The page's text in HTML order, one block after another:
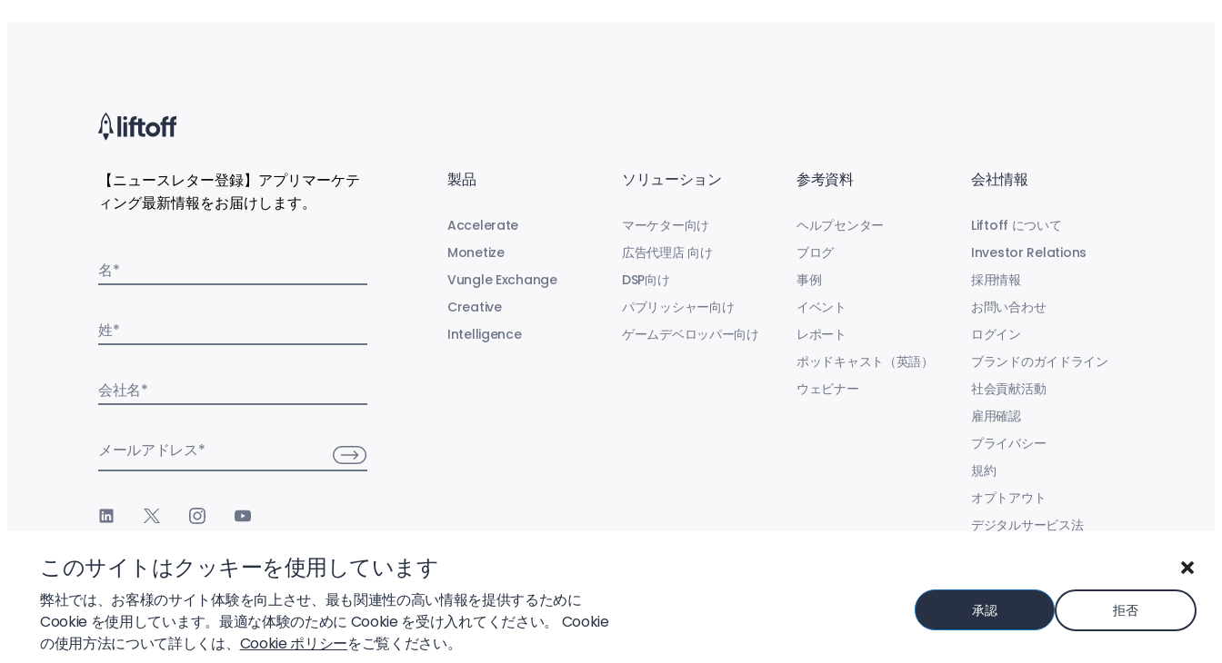
このサイトはクッキーを使用しています
弊社では、お客様のサイト体験を向上させ、最も関連性の高い情報を提供するために
Cookie を使用しています。最適な体験のために Cookie を受け入れてください。 Cookie
の使用方法について詳しくは、 Cookie ポリシーをご覧ください。
承認 拒否
【ニュースレター登録】アプリマーケテ
ィング最新情報をお届けします。
名*
姓*
会社名*
メールアドレス*
製品
Accelerate
Monetize
Vungle Exchange
Creative
Intelligence
ソリューション
マーケター向け
広告代理店 向け
DSP向け
パブリッシャー向け
ゲームデベロッパー向け
参考資料
ヘルプセンター
ブログ
事例
イベント
レポート
ポッドキャスト（英語）
ウェビナー
会社情報
Liftoff について
Investor Relations
採用情報
お問い合わせ
ログイン
ブランドのガイドライン
社会貢献活動
雇用確認
プライバシー
規約
オプトアウト
デジタルサービス法
© 2026 Liftoff, Inc.